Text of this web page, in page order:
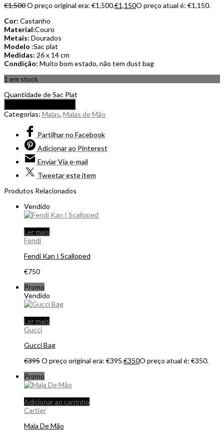
€1,500O preço original era: €1,500.€1,150O preço atual é: €1,150.
Cor: Castanho
Material:Couro
Metais: Dourados
Modelo :Sac plat
Medidas: 26 x 14 cm
Condição: Muito bom estado, não tem dust bag
1 em stock
Quantidade de Sac Plat
Categorias: Malas, Malas de Mão
Partilharno Facebook
Adicionarao Pinterest
EnviarVia e-mail
Tweetareste item
Produtos Relacionados
Vendido
Ler mais
Fendi
Fendi Kan I Scalloped
€750
Promo
Vendido
Ler mais
Gucci
Gucci Bag
€395O preço original era: €395.€350O preço atual é: €350.
Promo
Adicionar ao carrinho
Cartier
Mala De Mão